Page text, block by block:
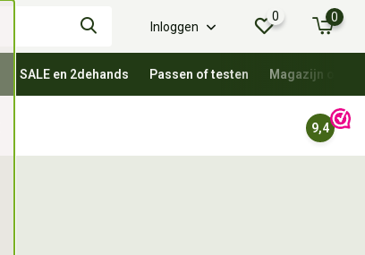
Inloggen
0 0
SALE en 2dehands Passen of testen Magazijn
9,4